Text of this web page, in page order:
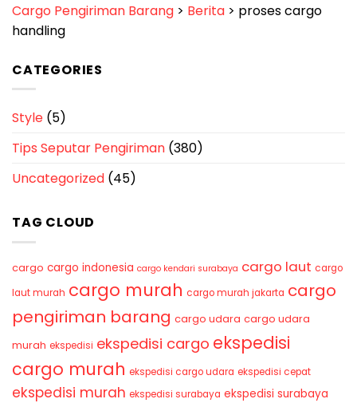
Cargo Pengiriman Barang > Berita > proses cargo
handling
CATEGORIES
Style (5)
Tips Seputar Pengiriman (380)
Uncategorized (45)
TAG CLOUD
cargo cargo indonesia cargo kendari surabaya cargo laut cargo
laut murah cargo murah cargo murah jakarta cargo
pengiriman barang cargo udara cargo udara
murah ekspedisi ekspedisi cargo ekspedisi
cargo murah ekspedisi cargo udara ekspedisi cepat
ekspedisi murah ekspedisi surabaya ekspedisi surabaya